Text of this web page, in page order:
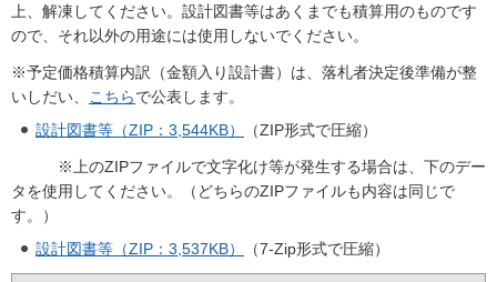
上、解凍してください。設計図書等はあくまでも積算用のものです
ので、それ以外の用途には使用しないでください。
※予定価格積算内訳（金額入り設計書）は、落札者決定後準備が整
いしだい、
こちらで公表します。
設計図書等（ZIP：3,544KB）
（ZIP形式で圧縮）
※上のZIPファイルで文字化け等が発生する場合は、下のデー
タを使用してください。（どちらのZIPファイルも内容は同じで
す。）
設計図書等（ZIP：3,537KB）
（7-Zip形式で圧縮）